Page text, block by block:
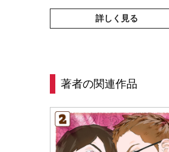
詳しく見る
著者の関連作品